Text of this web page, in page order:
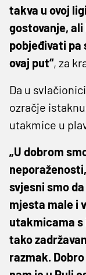
takva u ovoj
gostovanje,
pobjeđivati pa
ovaj put“, za
Da u
ozračje
utakmice u
„U dobrom
svjesni smo
mjesta male i
utakmicama s
tako
razmak.